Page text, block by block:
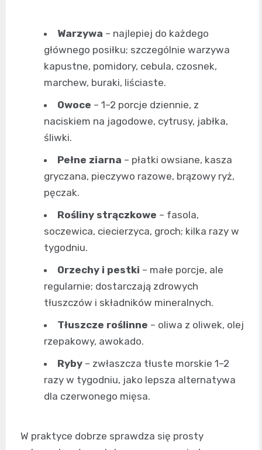
Warzywa – najlepiej do każdego
głównego posiłku; szczególnie warzywa
kapustne, pomidory, cebula, czosnek,
marchew, buraki, liściaste.
Owoce – 1–2 porcje dziennie, z
naciskiem na jagodowe, cytrusy, jabłka,
śliwki.
Pełne ziarna – płatki owsiane, kasza
gryczana, pieczywo razowe, brązowy ryż,
pęczak.
Rośliny strączkowe – fasola,
soczewica, ciecierzyca, groch; kilka razy w
tygodniu.
Orzechy i pestki – małe porcje, ale
regularnie; dostarczają zdrowych
tłuszczów i składników mineralnych.
Tłuszcze roślinne – oliwa z oliwek, olej
rzepakowy, awokado.
Ryby – zwłaszcza tłuste morskie 1–2
razy w tygodniu, jako lepsza alternatywa
dla czerwonego mięsa.
W praktyce dobrze sprawdza się prosty